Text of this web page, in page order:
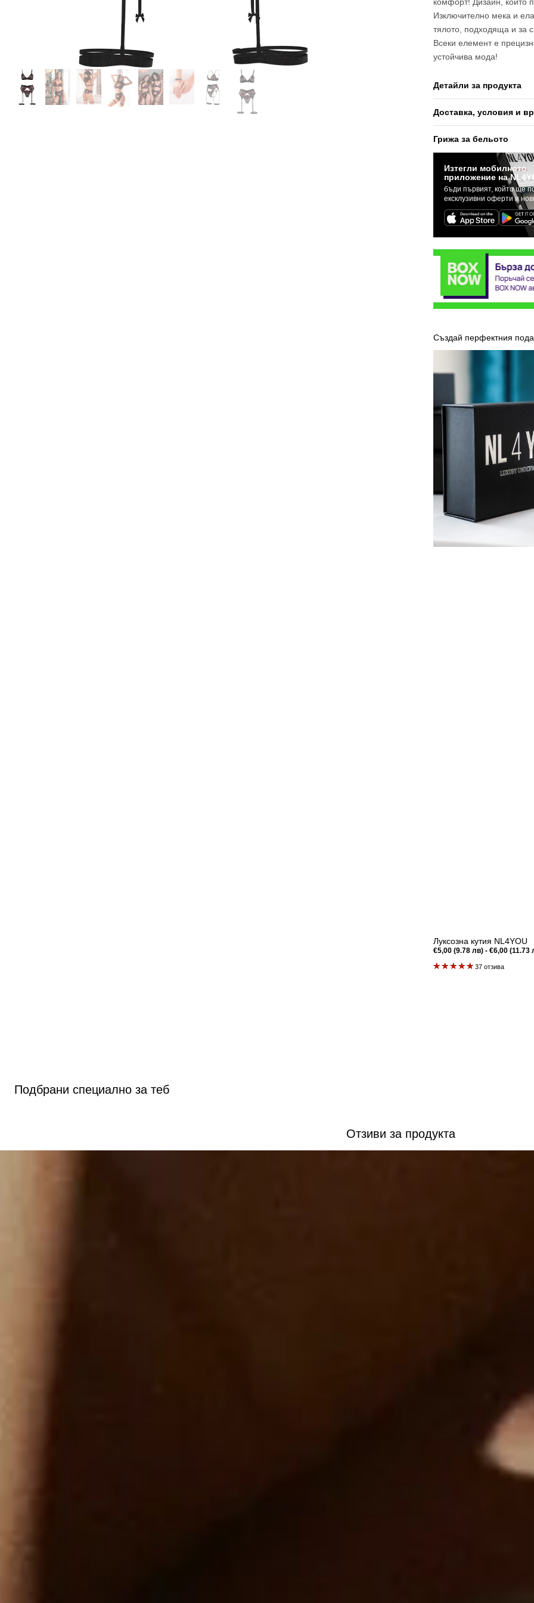
Изключително мека и
тялото, подходяща и за
Всеки елемент е
устойчива мода!
Детайли за продукта
Доставка, условия и
Грижа за бельото
Изтегли мобилното
приложение на
бъди първият, който ще
ексклузивни оферти и
Създай перфектния
Луксозна кутия NL4YOU
Редовна
€5,00 (9.78 лв) - €6,00 (11.73
37 отзива
Подбрани специално за теб
Отзиви за продукта